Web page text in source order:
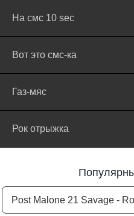
На смс 10 sec
Вот это смс-ка
Газ-мяс
Рок отрыжка
Post Malone 21 Savage -